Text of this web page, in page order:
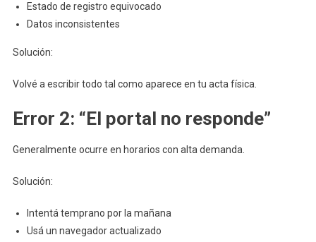
Estado de registro equivocado
Datos inconsistentes
Solución:
Volvé a escribir todo tal como aparece en tu acta física.
Error 2: “El portal no responde”
Generalmente ocurre en horarios con alta demanda.
Solución:
Intentá temprano por la mañana
Usá un navegador actualizado